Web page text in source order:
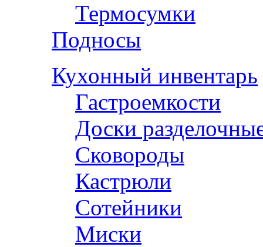
Термосумки
Подносы
Кухонный инвентарь
Гастроемкости
Доски
Сковороды
Кастрюли
Сотейники
Миски